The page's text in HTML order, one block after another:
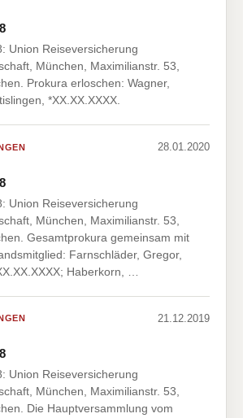
Union Reiseversicherung
München, Maximilianstr. 53,
Prokura erloschen: Wagner,
*XX.XX.XXXX.
28.01.2020
Union Reiseversicherung
München, Maximilianstr. 53,
Gesamtprokura gemeinsam mit
Farnschläder, Gregor,
Haberkorn, …
21.12.2019
Union Reiseversicherung
München, Maximilianstr. 53,
Die Hauptversammlung vom